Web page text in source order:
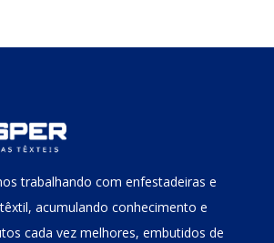
trabalhando com enfestadeiras e
acumulando conhecimento e
cada vez melhores, embutidos de